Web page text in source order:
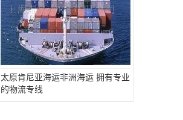
太原肯尼亚海运非洲海运 拥有专业
的物流专线